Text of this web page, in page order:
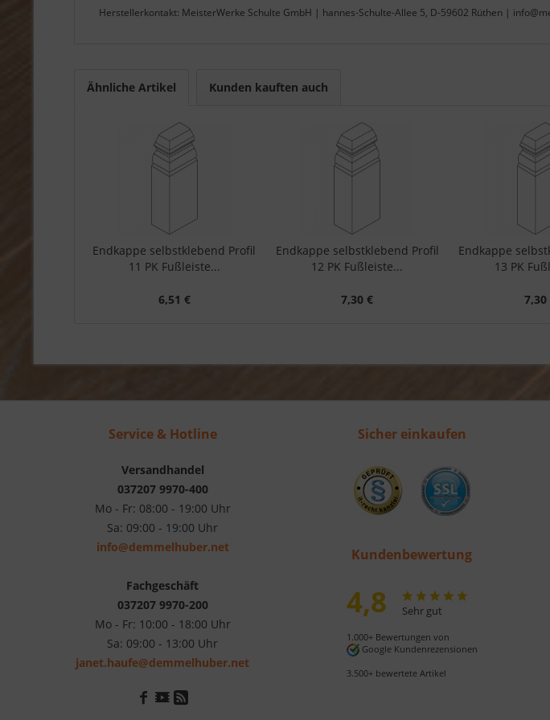
Herstellerkontakt: MeisterWerke Schulte GmbH | hannes-Schulte-Allee 5, D-59602 Rüthen |
Ähnliche Artikel Kunden kauften auch
Endkappe selbstklebend Profil
11 PK Fußleiste...
6,51 €
Endkappe selbstklebend Profil
12 PK Fußleiste...
7,30 €
Endkappe
13 PK
7,30
Service & Hotline
Versandhandel
037207 9970-400
Mo - Fr: 08:00 - 19:00 Uhr
Sa: 09:00 - 19:00 Uhr
info@demmelhuber.net
Fachgeschäft
037207 9970-200
Mo - Fr: 10:00 - 18:00 Uhr
Sa: 09:00 - 13:00 Uhr
janet.haufe@demmelhuber.net
Sicher einkaufen
Kundenbewertung
4,8 Sehr gut
1.000+ Bewertungen von
Google Kundenrezensionen
3.500+ bewertete Artikel